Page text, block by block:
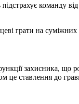
команду
грати на суміжних
захисника, що
це ставлення до